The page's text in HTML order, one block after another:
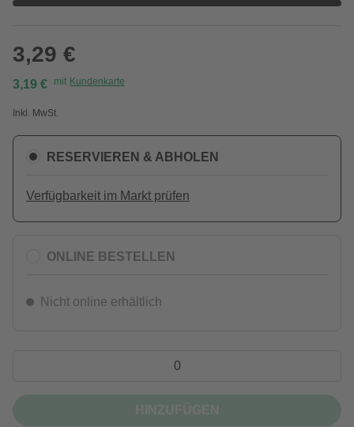
3,29 €
3,19 € mit Kundenkarte
Inkl. MwSt.
RESERVIEREN & ABHOLEN
Verfügbarkeit im Markt prüfen
ONLINE BESTELLEN
Nicht online erhältlich